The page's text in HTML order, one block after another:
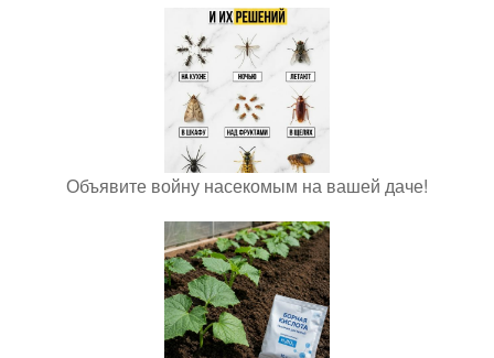
Объявите войну насекомым на вашей даче!